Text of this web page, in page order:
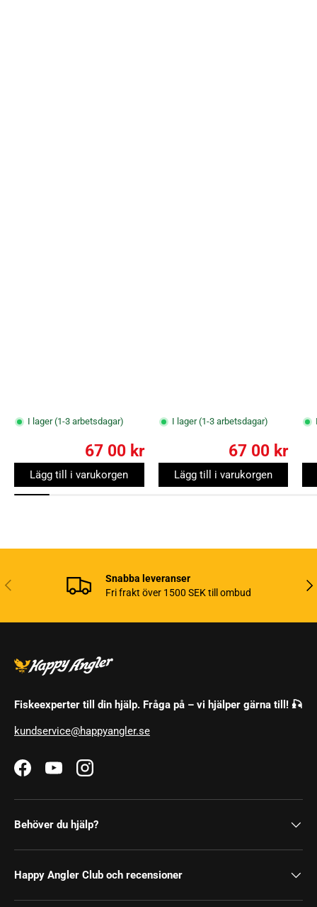
I lager (1-3 arbetsdagar)
67 00 kr
Lägg till i varukorgen
I lager (1-3 arbetsdagar)
67 00 kr
Lägg till i varukorgen
Tidigare
Snabba leveranser
Fri frakt över 1500 SEK till ombud
Fiskeexperter till din hjälp. Fråga på – vi hjälper gärna till! 🎣
kundservice@happyangler.se
FacebookYouTubeInstagram
Behöver du hjälp?
Happy Angler Club och recensioner